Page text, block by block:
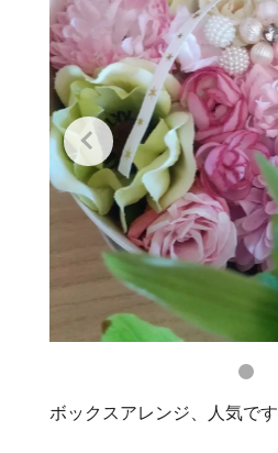
ボックスアレンジ、人気です